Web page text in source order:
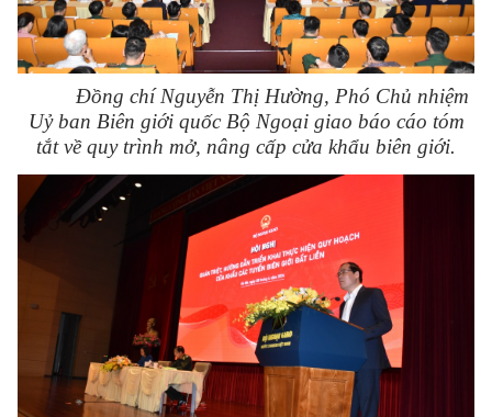
Đồng chí Nguyễn Thị Hường, Phó Chủ nhiệm
Uỷ ban Biên giới quốc Bộ Ngoại giao báo cáo tóm
tắt về quy trình mở, nâng cấp cửa khẩu biên giới.